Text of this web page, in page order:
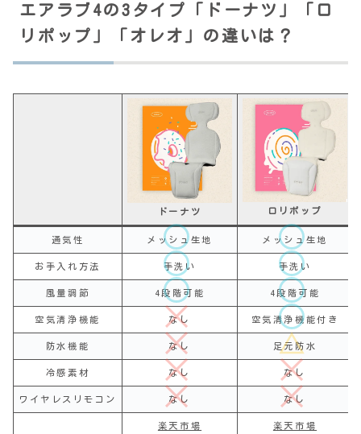
エアラブ4の3タイプ「ドーナツ」「ロ
リポップ」「オレオ」の違いは？
ドーナツ ロリポップ
通気性 メッシュ生地 メッシュ生地
お手入れ方法 手洗い 手洗い
風量調節 4段階可能 4段階可能
空気清浄機能 なし 空気清浄機能付き
防水機能 なし 足元防水
冷感素材 なし なし
ワイヤレスリモコン なし なし
楽天市場 楽天市場